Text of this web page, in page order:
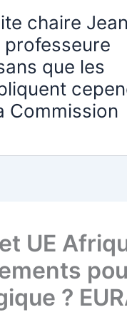
chaire Jean
que les
Commission
UE
?